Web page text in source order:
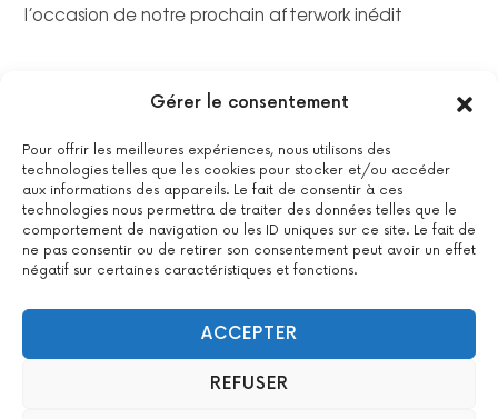
Gérer le consentement
Pour offrir les meilleures expériences, nous utilisons des
technologies telles que les cookies pour stocker et/ou accéder
aux informations des appareils. Le fait de consentir à ces
technologies nous permettra de traiter des données telles que le
comportement de navigation ou les ID uniques sur ce site. Le fait de
ne pas consentir ou de retirer son consentement peut avoir un effet
négatif sur certaines caractéristiques et fonctions.
ACCEPTER
REFUSER
l’occasion de notre prochain afterwork inédit
La certification qualité a été délivrée au titre de la catégorie
suivante : actions de formations.Voir le certificat